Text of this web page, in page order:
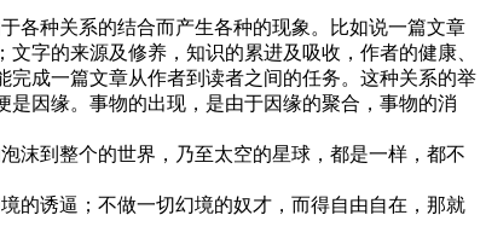
各种关系的结合而产生各种的现象。比如说一篇文章
字的来源及修养，知识的累进及吸收，作者的健康、
成一篇文章从作者到读者之间的任务。这种关系的举
因缘。事物的出现，是由于因缘的聚合，事物的消
沫到整个的世界，乃至太空的星球，都是一样，都不
的诱逼；不做一切幻境的奴才，而得自由自在，那就